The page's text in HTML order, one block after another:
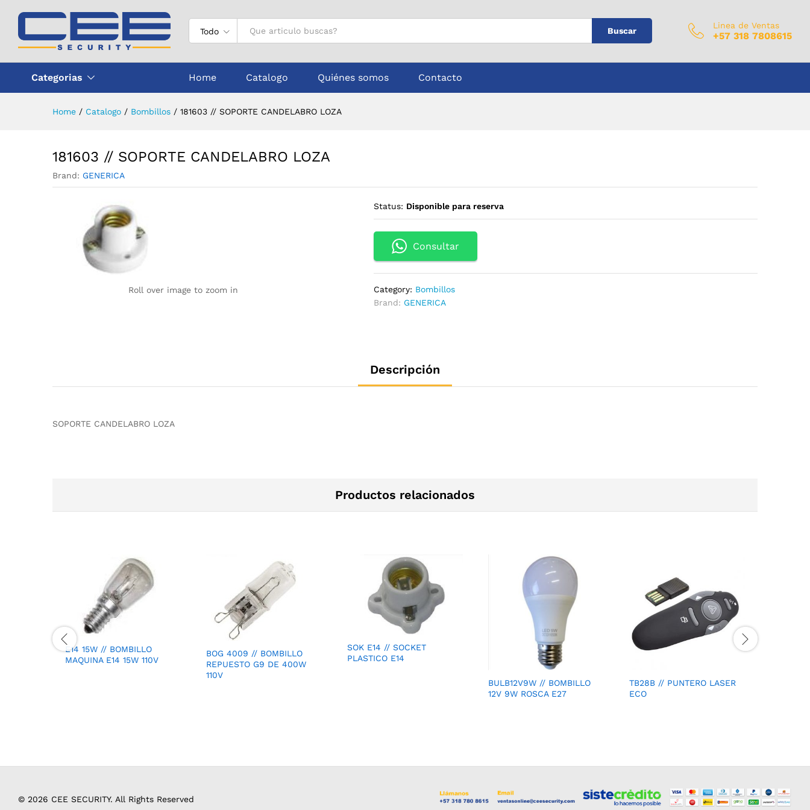
Todo Buscar
Linea de Ventas
+57 318 7808615
Categorias Home Catalogo Quiénes somos Contacto
Home / Catalogo / Bombillos / 181603 // SOPORTE CANDELABRO LOZA
181603 // SOPORTE CANDELABRO LOZA
Brand: GENERICA
Roll over image to zoom in
Status: Disponible para reserva
Consultar
Category: Bombillos
Brand: GENERICA
Descripción
SOPORTE CANDELABRO LOZA
Productos relacionados
E14 15W // BOMBILLO
MAQUINA E14 15W 110V
BOG 4009 // BOMBILLO
REPUESTO G9 DE 400W
110V
SOK E14 // SOCKET
PLASTICO E14
BULB12V9W // BOMBILLO
12V 9W ROSCA E27
TB28B // PUNTERO LASER
ECO
© 2026 CEE SECURITY. All Rights Reserved
Descripción